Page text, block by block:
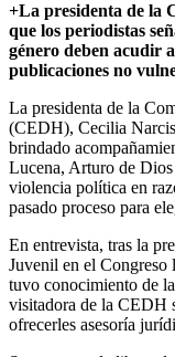
+La presidenta de la
que los periodistas
género deben acudir
publicaciones no
La presidenta de la
(CEDH), Cecilia
brindado
Lucena, Arturo de Dios
violencia política en
pasado proceso para
En entrevista, tras la
Juvenil en el Congreso
tuvo conocimiento de
visitadora de la CEDH
ofrecerles asesoría